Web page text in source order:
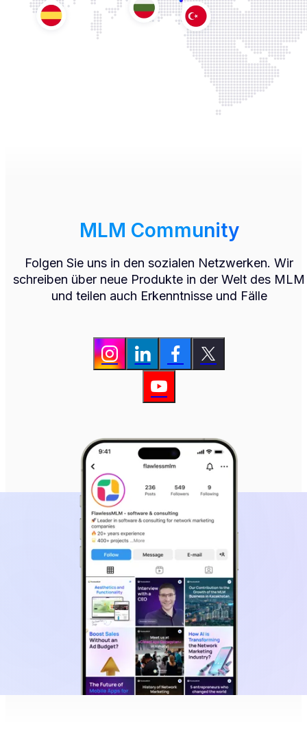
MLM Community
Folgen Sie uns in den sozialen Netzwerken. Wir
schreiben über neue Produkte in der Welt des MLM
und teilen auch Erkenntnisse und Fälle